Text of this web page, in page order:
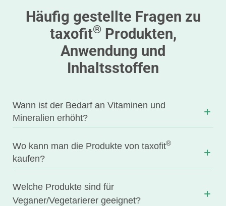
Häufig gestellte Fragen zu
taxofit®Produkten,
Anwendung und
Inhaltsstoffen
Wann ist der Bedarf an Vitaminen und
Mineralien erhöht?
Wo kann man die Produkte von taxofit®
kaufen?
Welche Produkte sind für
Veganer/Vegetarierer geeignet?